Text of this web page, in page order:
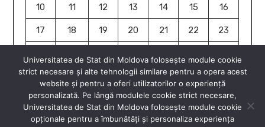
10 11 12 13 14 15 16
17 18 19 20 21 22 23
31
« iun.
Universitatea de Stat din Moldova folosește module cookie
strict necesare și alte tehnologii similare pentru a opera acest
website și pentru a oferi utilizatorilor o experiență
personalizată. Pe lângă modulele cookie strict necesare,
Universitatea de Stat din Moldova folosește module cookie
opționale pentru a îmbunătăți și personaliza experiența